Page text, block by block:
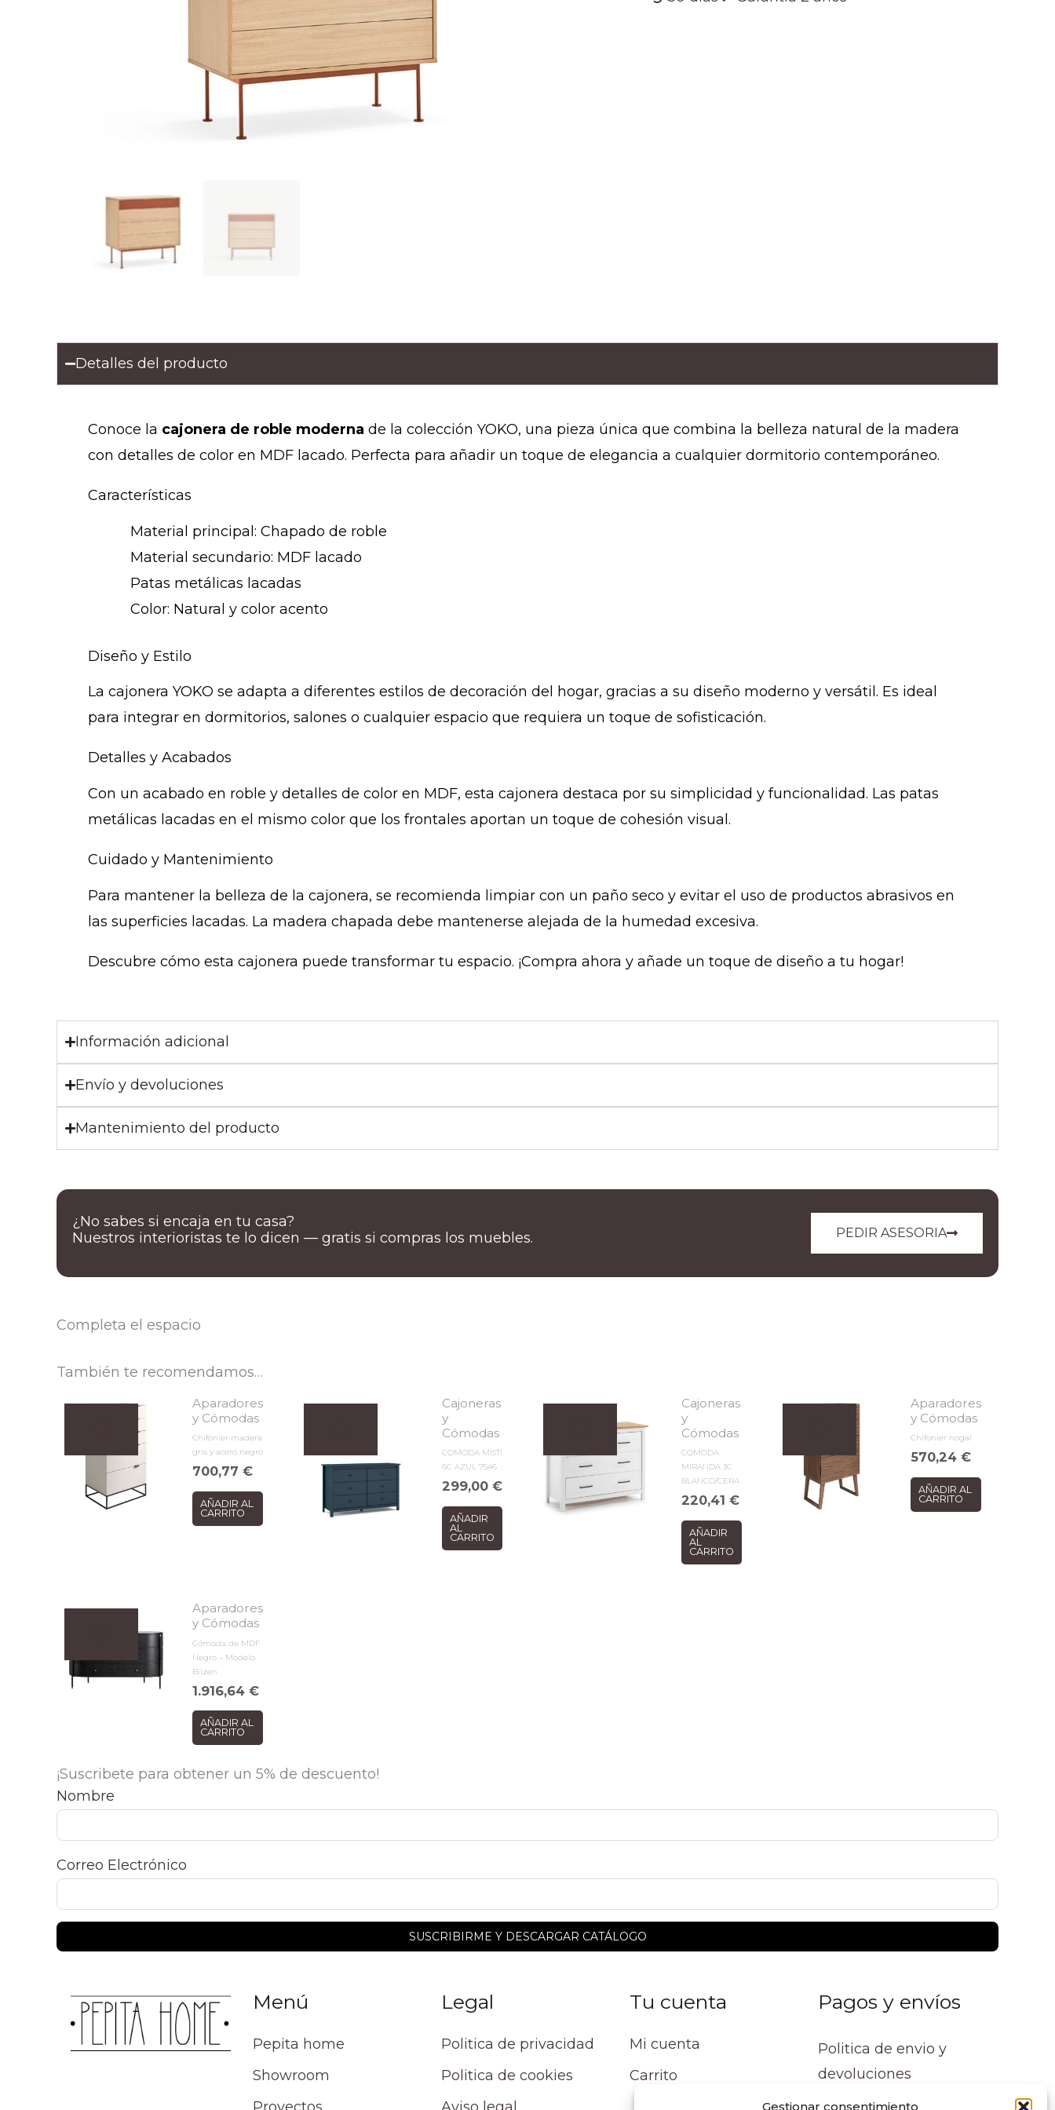
Gestionar consentimiento
Detalles del producto
Conoce la cajonera de roble moderna de la colección YOKO, una pieza única que combina la belleza natural de la madera
con detalles de color en MDF lacado. Perfecta para añadir un toque de elegancia a cualquier dormitorio contemporáneo.
Características
Material principal: Chapado de roble
Material secundario: MDF lacado
Patas metálicas lacadas
Color: Natural y color acento
Diseño y Estilo
La cajonera YOKO se adapta a diferentes estilos de decoración del hogar, gracias a su diseño moderno y versátil. Es ideal
para integrar en dormitorios, salones o cualquier espacio que requiera un toque de sofisticación.
Detalles y Acabados
Con un acabado en roble y detalles de color en MDF, esta cajonera destaca por su simplicidad y funcionalidad. Las patas
metálicas lacadas en el mismo color que los frontales aportan un toque de cohesión visual.
Cuidado y Mantenimiento
Para mantener la belleza de la cajonera, se recomienda limpiar con un paño seco y evitar el uso de productos abrasivos en
las superficies lacadas. La madera chapada debe mantenerse alejada de la humedad excesiva.
Descubre cómo esta cajonera puede transformar tu espacio. ¡Compra ahora y añade un toque de diseño a tu hogar!
Información adicional
Envío y devoluciones
Mantenimiento del producto
PEDIR ASESORIA
¿No sabes si encaja en tu casa?
Nuestros interioristas te lo dicen — gratis si compras los muebles.
Completa el espacio
También te recomendamos…
Aparadores
y Cómodas
Chifonier madera
gris y acero negro
700,77€
AÑADIR AL
CARRITO
Cajoneras
y
Cómodas
COMODA MISTI
6C AZUL 7546
299,00€
AÑADIR
AL
CARRITO
Cajoneras
y
Cómodas
COMODA
MIRANDA 3C
BLANCO/CERA
220,41€
AÑADIR
AL
CARRITO
Aparadores
y Cómodas
Chifonier nogal
570,24€
AÑADIR AL
CARRITO
Aparadores
y Cómodas
Cómoda de MDF
Negro – Modelo
Bilzen
1.916,64€
AÑADIR AL
CARRITO
¡Suscribete para obtener un 5% de descuento!
Nombre
Correo Electrónico
Menú
Pepita home
Showroom
Legal
Politica de privacidad
Politica de cookies
Tu cuenta
Mi cuenta
Carrito
Pagos y envíos
Politica de envio y
devoluciones